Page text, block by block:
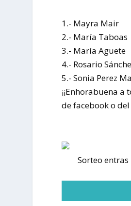
1.- Mayra Mair
2.- María Taboas
3.- María Aguete
4.- Rosario
5.- Sonia Perez
¡¡Enhorabuena
de facebook o
Sorteo